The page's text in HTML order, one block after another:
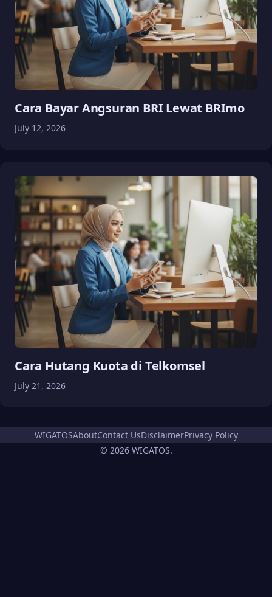
Cara Bayar Angsuran BRI Lewat BRImo
July 12, 2026
Cara Hutang Kuota di Telkomsel
July 21, 2026
WIGATOSAboutContact UsDisclaimerPrivacy Policy
© 2026 WIGATOS.